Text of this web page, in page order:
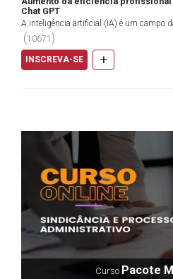
Chat GPT
A inteligência artificial (IA) é um campo
se concentra em criar máquinas capazes
(10671 )
INSCREVA-SE +
Curso Pacote